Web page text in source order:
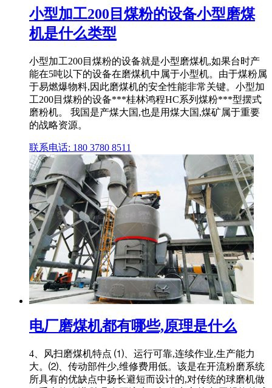
小型加工200目煤粉的设备小型磨煤
机是什么类型
小型加工200目煤粉的设备就是小型磨煤机,如果台时产
能在5吨以下的设备在磨煤机中属于小型机。由于煤粉属
于易燃爆物料,因此磨煤机的安全性能非常关键。小型加
工200目煤粉的设备***桂林鸿程HC系列煤粉***型摆式
磨粉机。 我国是产煤大国,也是用煤大国,煤矿属于重要
的战略资源。
联系电话: 180 3780 8511
电厂磨煤机都有哪些,原理是什么
4、风扫磨煤机特点 ⑴、运行可靠,连续作业,生产能力
大。⑵、传动部件少,维修费用低。该是在开流粉磨系统
所具有的优缺点中扬长避短而设计的,对传统的球磨机做